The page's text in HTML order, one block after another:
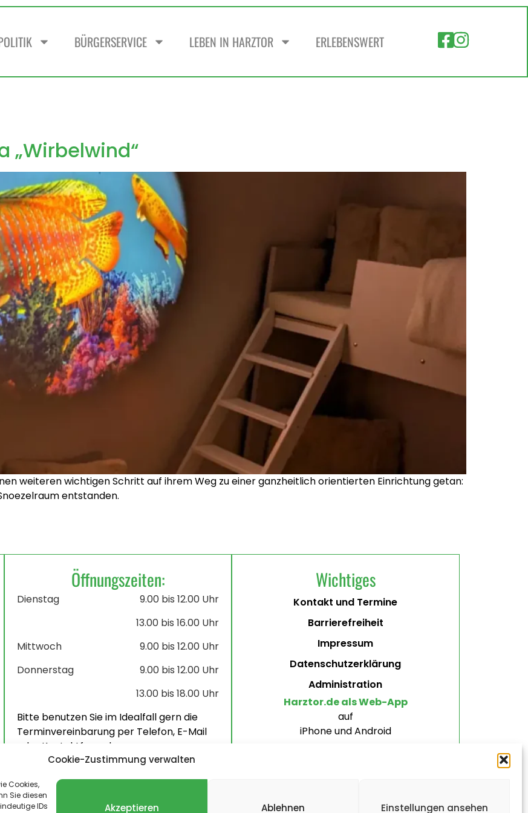
Cookie-Zustimmung verwalten
Cookies,
Sie diesen
IDs
Akzeptieren Ablehnen Einstellungen ansehen
BÜRGERSERVICE LEBEN IN HARZTOR ERLEBENSWERT
„Wirbelwind“
weiteren wichtigen Schritt auf ihrem Weg zu einer ganzheitlich orientierten Einrichtung getan:
entstanden.
Öffnungszeiten:
Dienstag
9.00 bis 12.00 Uhr
13.00 bis 16.00 Uhr
Mittwoch
9.00 bis 12.00 Uhr
Donnerstag
9.00 bis 12.00 Uhr
13.00 bis 18.00 Uhr
Bitte benutzen Sie im Idealfall gern die
Terminvereinbarung per Telefon, E-Mail
oder Kontaktformular.
Wichtiges
Kontakt und Termine
Barrierefreiheit
Impressum
Datenschutzerklärung
Administration
Harztor.de als Web-App
auf
iPhone und Android